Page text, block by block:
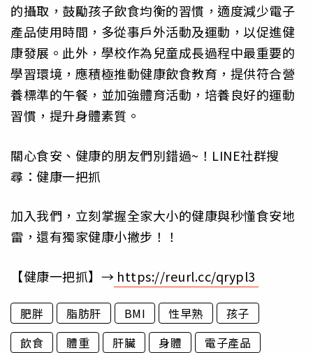
的攝取，鼓勵孩子飲食均衡的習慣，適度減少電子
產品使用時間，多從事戶外活動及運動，以促進健
康發展。此外，學校作為兒童成長過程中最重要的
學習環境，應積極推動健康飲食教育，提供符合營
養標準的午餐，並加強體育活動，培養良好的運動
習慣，提升身體素質。
關心食安、健康的朋友們別錯過~！LINE社群搜
尋：健康一把抓
加入我們，立刻掌握全家大小的健康與秒懂食安地
雷，還有獨家健康小撇步！！
【健康一把抓】→ https://reurl.cc/qrypl3
肥胖 脂肪肝 BMI 性早熟
孩子
飲食
體重 肝臟 身體
電子產品